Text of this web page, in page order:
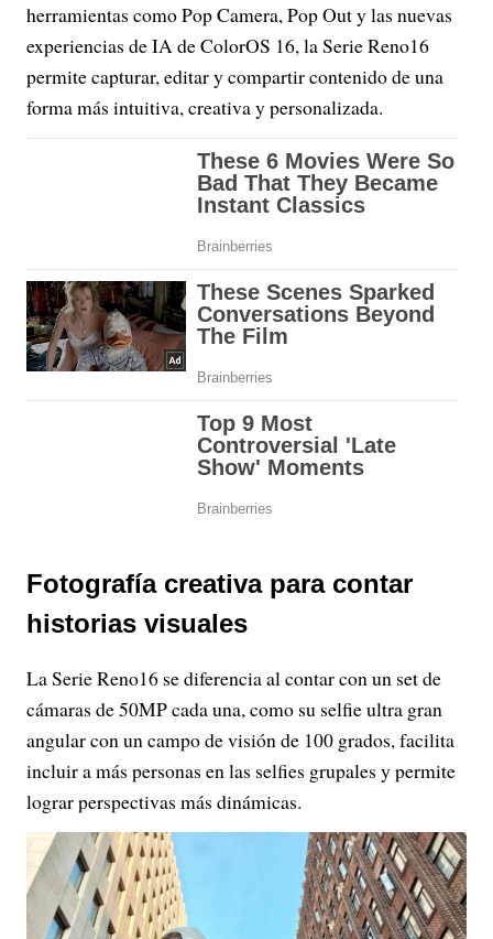
herramientas como Pop Camera, Pop Out y las nuevas
experiencias de IA de ColorOS 16, la Serie Reno16
permite capturar, editar y compartir contenido de una
forma más intuitiva, creativa y personalizada.
Fotografía creativa para contar
historias visuales
La Serie Reno16 se diferencia al contar con un set de
cámaras de 50MP cada una, como su selfie ultra gran
angular con un campo de visión de 100 grados, facilita
incluir a más personas en las selfies grupales y permite
lograr perspectivas más dinámicas.